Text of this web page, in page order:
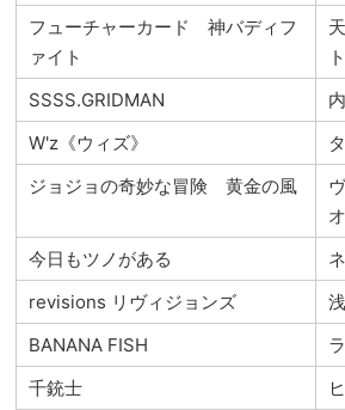
フューチャーカード 神バディフ
ァイト
SSSS.GRIDMAN
W'z《ウィズ》
ジョジョの奇妙な冒険 黄金の風
オ
今日もツノがある
revisions リヴィジョンズ
BANANA FISH
千銃士